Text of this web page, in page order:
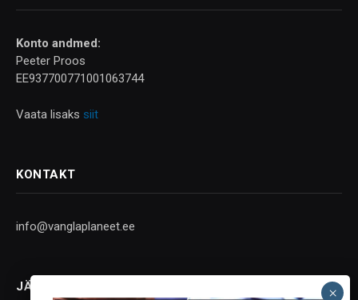
Konto andmed:
Peeter Proos
EE937700771001063744
Vaata lisaks siit
KONTAKT
info@vanglaplaneet.ee
JÄLGI SOTSIAALMEEDIAS